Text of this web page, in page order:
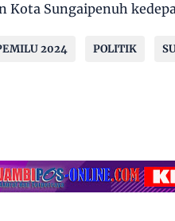
Kota Sungaipenuh
2024 POLITIK